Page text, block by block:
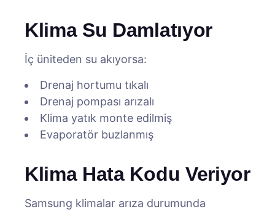
Klima Su Damlatıyor
İç üniteden su akıyorsa:
Drenaj hortumu tıkalı
Drenaj pompası arızalı
Klima yatık monte edilmiş
Evaporatör buzlanmış
Klima Hata Kodu Veriyor
Samsung klimalar arıza durumunda